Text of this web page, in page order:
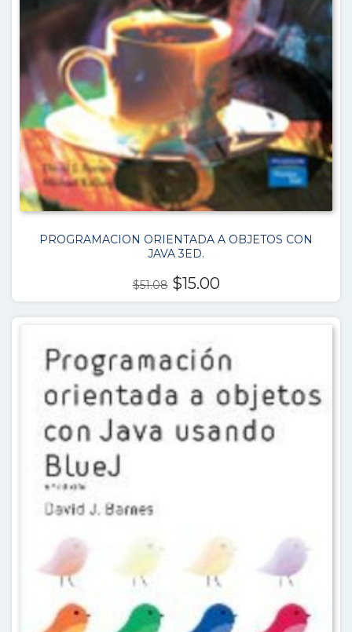
PROGRAMACION ORIENTADA A OBJETOS CON
JAVA 3ED.
$51.08 El
precio
original
$51.08.
$15.00El
precio
actual
$15.00.